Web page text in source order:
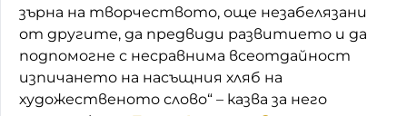
зърна на творчеството, още незабелязани
от другите, да предвиди развитието и да
подпомогне с несравнима всеотдайност
изпичането на насъщния хляб на
художественото слово“ – казва за него